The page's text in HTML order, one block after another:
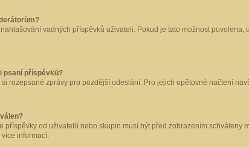
vadných příspěvků uživateli. Pokud je tato možnost
psaní příspěvků?
rozepsané zprávy pro pozdější odeslání. Pro jejich opětovné načtení
příspěvky od uživatelů nebo skupin musí být před zobrazením
více informací.